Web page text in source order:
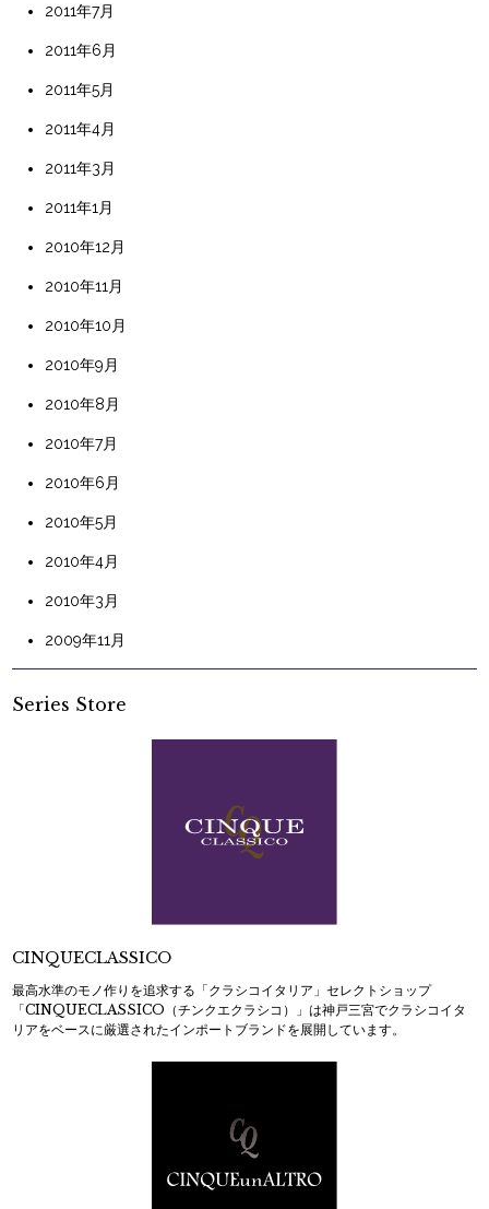
2011年7月
2011年6月
2011年5月
2011年4月
2011年3月
2011年1月
2010年12月
2010年11月
2010年10月
2010年9月
2010年8月
2010年7月
2010年6月
2010年5月
2010年4月
2010年3月
2009年11月
Series Store
CINQUECLASSICO
最高水準のモノ作りを追求する「クラシコイタリア」セレクトショップ
「CINQUECLASSICO（チンクエクラシコ）」は神戸三宮でクラシコイタ
リアをベースに厳選されたインポートブランドを展開しています。